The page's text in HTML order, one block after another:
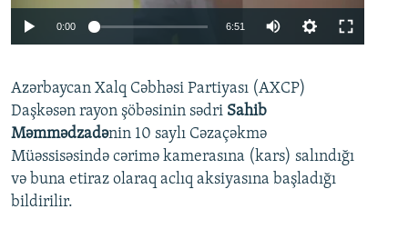
Auto 240p 360p
720p 1080p
0:00 6:51
360p
720p
1080p
Azərbaycan Xalq Cəbhəsi Partiyası (AXCP)
Daşkəsən rayon şöbəsinin sədri Sahib
Məmmədzadənin 10 saylı Cəzaçəkmə
Müəssisəsində cərimə kamerasına (kars) salındığı
və buna etiraz olaraq aclıq aksiyasına başladığı
bildirilir.